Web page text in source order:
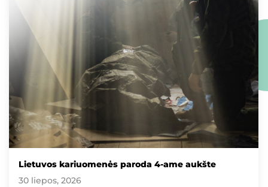
Lietuvos kariuomenės paroda 4-ame aukšte
30 liepos, 2026